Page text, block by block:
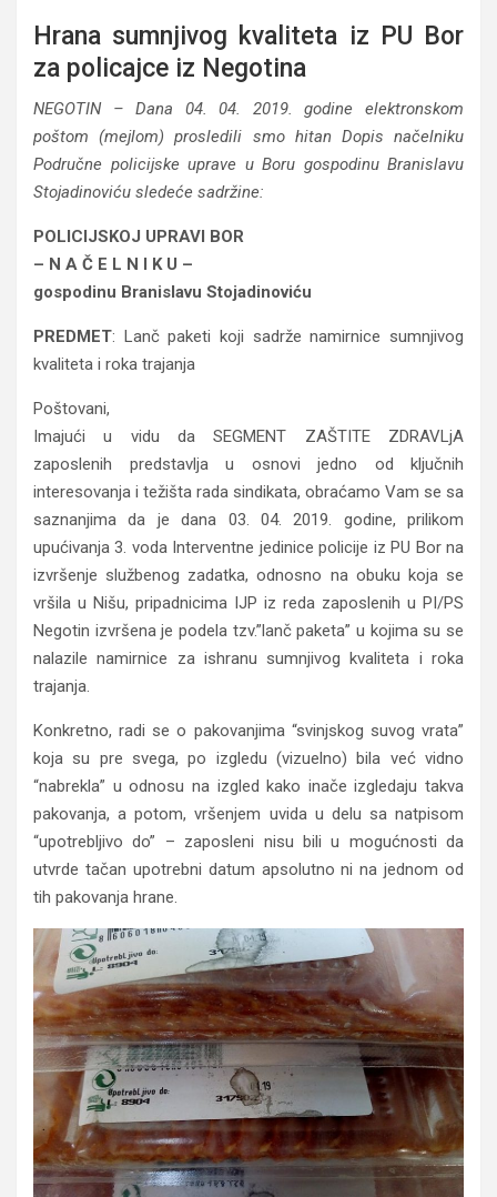
Hrana sumnjivog kvaliteta iz PU Bor
za policajce iz Negotina
NEGOTIN – Dana 04. 04. 2019. godine elektronskom
poštom (mejlom) prosledili smo hitan Dopis načelniku
Područne policijske uprave u Boru gospodinu Branislavu
Stojadinoviću sledeće sadržine:
POLICIJSKOJ UPRAVI BOR
– N A Č E L N I K U –
gospodinu Branislavu Stojadinoviću
PREDMET: Lanč paketi koji sadrže namirnice sumnjivog
kvaliteta i roka trajanja
Poštovani,
Imajući u vidu da SEGMENT ZAŠTITE ZDRAVLjA
zaposlenih predstavlja u osnovi jedno od ključnih
interesovanja i težišta rada sindikata, obraćamo Vam se sa
saznanjima da je dana 03. 04. 2019. godine, prilikom
upućivanja 3. voda Interventne jedinice policije iz PU Bor na
izvršenje službenog zadatka, odnosno na obuku koja se
vršila u Nišu, pripadnicima IJP iz reda zaposlenih u PI/PS
Negotin izvršena je podela tzv.”lanč paketa” u kojima su se
nalazile namirnice za ishranu sumnjivog kvaliteta i roka
trajanja.
Konkretno, radi se o pakovanjima “svinjskog suvog vrata”
koja su pre svega, po izgledu (vizuelno) bila već vidno
“nabrekla” u odnosu na izgled kako inače izgledaju takva
pakovanja, a potom, vršenjem uvida u delu sa natpisom
“upotrebljivo do” – zaposleni nisu bili u mogućnosti da
utvrde tačan upotrebni datum apsolutno ni na jednom od
tih pakovanja hrane.